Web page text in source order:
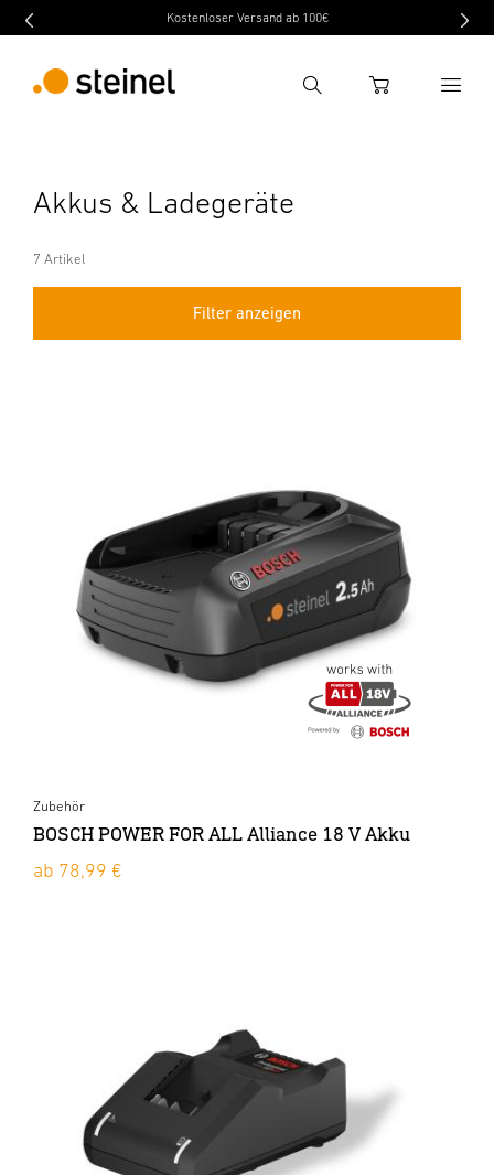
Kostenloser Versand ab 100€
Suche
Suche
WARENKORB
Akkus & Ladegeräte
7 Artikel
Filter anzeigen
Zubehör
BOSCH POWER FOR ALL Alliance 18 V Akku
ab 78,99 €